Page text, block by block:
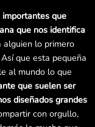
que
que nos identifica
alguien lo primero
que esta pequeña
al mundo lo que
que suelen ser
diseñados grandes
con orgullo,